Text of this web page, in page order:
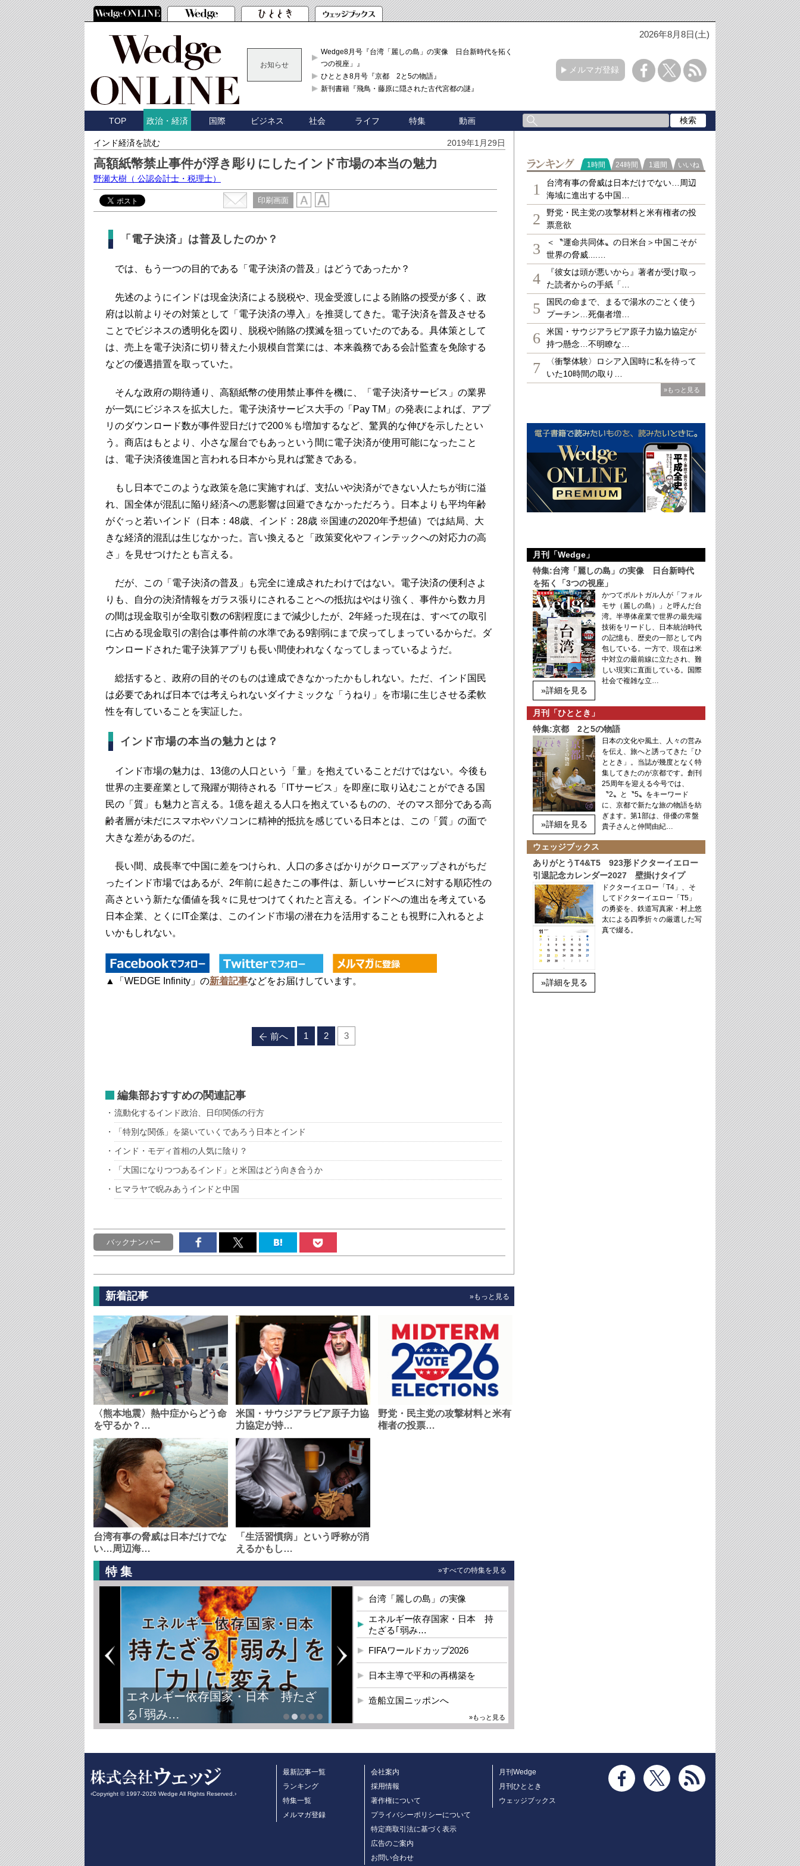
2026年8月8日(土)
お知らせ
Wedge8月号『台湾「麗しの島」の実像 日台新時代を拓く「3
つの視座」』
ひととき8月号『京都 2と5の物語』
新刊書籍『飛鳥・藤原に隠された古代宮都の謎』
メルマガ登録
TOP 政治・経済 国際 ビジネス 社会 ライフ 特集 動画
インド経済を読む 2019年1月29日
高額紙幣禁止事件が浮き彫りにしたインド市場の本当の魅力
野瀬大樹 （ 公認会計士・税理士）
印刷画面
「電子決済」は普及したのか？
では、もう一つの目的である「電子決済の普及」はどうであったか？
先述のようにインドは現金決済による脱税や、現金受渡しによる賄賂の授受が多く、政
府は以前よりその対策として「電子決済の導入」を推奨してきた。電子決済を普及させる
ことでビジネスの透明化を図り、脱税や賄賂の撲滅を狙っていたのである。具体策として
は、売上を電子決済に切り替えた小規模自営業には、本来義務である会計監査を免除する
などの優遇措置を取っていた。
そんな政府の期待通り、高額紙幣の使用禁止事件を機に、「電子決済サービス」の業界
が一気にビジネスを拡大した。電子決済サービス大手の「Pay TM」の発表によれば、アプ
リのダウンロード数が事件翌日だけで200％も増加するなど、驚異的な伸びを示したとい
う。商店はもとより、小さな屋台でもあっという間に電子決済が使用可能になったこと
は、電子決済後進国と言われる日本から見れば驚きである。
もし日本でこのような政策を急に実施すれば、支払いや決済ができない人たちが街に溢
れ、国全体が混乱に陥り経済への悪影響は回避できなかっただろう。日本よりも平均年齢
がぐっと若いインド（日本：48歳、インド：28歳 ※国連の2020年予想値）では結局、大
きな経済的混乱は生じなかった。言い換えると「政策変化やフィンテックへの対応力の高
さ」を見せつけたとも言える。
だが、この「電子決済の普及」も完全に達成されたわけではない。電子決済の便利さよ
りも、自分の決済情報をガラス張りにされることへの抵抗はやはり強く、事件から数カ月
の間は現金取引が全取引数の6割程度にまで減少したが、2年経った現在は、すべての取引
に占める現金取引の割合は事件前の水準である9割弱にまで戻ってしまっているからだ。ダ
ウンロードされた電子決算アプリも長い間使われなくなってしまっているようだ。
総括すると、政府の目的そのものは達成できなかったかもしれない。ただ、インド国民
は必要であれば日本では考えられないダイナミックな「うねり」を市場に生じさせる柔軟
性を有していることを実証した。
インド市場の本当の魅力とは？
インド市場の魅力は、13億の人口という「量」を抱えていることだけではない。今後も
世界の主要産業として飛躍が期待される「ITサービス」を即座に取り込むことができる国
民の「質」も魅力と言える。1億を超える人口を抱えているものの、そのマス部分である高
齢者層が未だにスマホやパソコンに精神的抵抗を感じている日本とは、この「質」の面で
大きな差があるのだ。
長い間、成長率で中国に差をつけられ、人口の多さばかりがクローズアップされがちだ
ったインド市場ではあるが、2年前に起きたこの事件は、新しいサービスに対する順応性の
高さという新たな価値を我々に見せつけてくれたと言える。インドへの進出を考えている
日本企業、とくにIT企業は、このインド市場の潜在力を活用することも視野に入れるとよ
いかもしれない。
▲「WEDGE Infinity」の新着記事などをお届けしています。
前へ 1 2 3
編集部おすすめの関連記事
流動化するインド政治、日印関係の行方
「特別な関係」を築いていくであろう日本とインド
インド・モディ首相の人気に陰り？
「大国になりつつあるインド」と米国はどう向き合うか
ヒマラヤで睨みあうインドと中国
バックナンバー
新着記事 »もっと見る
〈熊本地震〉熱中症からどう命
を守るか？…
米国・サウジアラビア原子力協
力協定が持…
野党・民主党の攻撃材料と米有
権者の投票…
台湾有事の脅威は日本だけでな
い…周辺海…
「生活習慣病」という呼称が消
えるかもし…
特集 »すべての特集を見る
エネルギー依存国家・日本 持たざ
る｢弱み…
台湾「麗しの島」の実像
エネルギー依存国家・日本 持
たざる｢弱み…
FIFAワールドカップ2026
日本主導で平和の再構築を
造船立国ニッポンへ
»もっと見る
ランキング
1時間 24時間 1週間 いいね
1
台湾有事の脅威は日本だけでない…周辺
海域に進出する中国…
2
野党・民主党の攻撃材料と米有権者の投
票意欲
3
＜〝運命共同体〟の日米台＞中国こそが
世界の脅威....…
4
『彼女は頭が悪いから』著者が受け取っ
た読者からの手紙「…
5
国民の命まで、まるで湯水のごとく使う
プーチン…死傷者増…
6
米国・サウジアラビア原子力協力協定が
持つ懸念…不明瞭な…
7
〈衝撃体験〉ロシア入国時に私を待って
いた10時間の取り…
»もっと見る
月刊「Wedge」
特集:台湾「麗しの島」の実像 日台新時代
を拓く「3つの視座」
»詳細を見る
かつてポルトガル人が「フォル
モサ（麗しの島）」と呼んだ台
湾。半導体産業で世界の最先端
技術をリードし、日本統治時代
の記憶も、歴史の一部として内
包している。一方で、現在は米
中対立の最前線に立たされ、難
しい現実に直面している。国際
社会で複雑な立…
月刊「ひととき」
特集:京都 2と5の物語
»詳細を見る
日本の文化や風土、人々の営み
を伝え、旅へと誘ってきた「ひ
ととき」。当誌が幾度となく特
集してきたのが京都です。創刊
25周年を迎える今号では、
〝2〟と〝5〟をキーワード
に、京都で新たな旅の物語を紡
ぎます。第1部は、俳優の常盤
貴子さんと仲間由紀…
ウェッジブックス
ありがとうT4&T5 923形ドクターイエロー
引退記念カレンダー2027 壁掛けタイプ
»詳細を見る
ドクターイエロー「T4」、そ
してドクターイエロー「T5」
の勇姿を、鉄道写真家・村上悠
太による四季折々の厳選した写
真で綴る。
‹Copyright © 1997-2026 Wedge All Rights Reserved.›
最新記事一覧
ランキング
特集一覧
メルマガ登録
会社案内
採用情報
著作権について
プライバシーポリシーについて
特定商取引法に基づく表示
広告のご案内
お問い合わせ
月刊Wedge
月刊ひととき
ウェッジブックス